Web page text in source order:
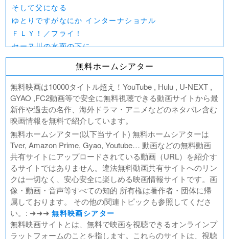
そして父になる
ゆとりですがなにか インターナショナル
ＦＬＹ！／フライ！
セーヌ川の水面の下に
北極百貨店のコンシェルジュさん
好きでも嫌いなあまのじゃく
デジモンアドベンチャー02 THE BEGINNING
範馬刃牙VSケンガンアシュラ
一月の声に歓びを刻め
PLAY! ～勝つとか負けるとかは、どーでもよくて～
ULTRAMAN： RISING
BLAME!（ブラム）
ゴールデンカムイ
FUKUYAMA MASAHARU LIVE FILM 言霊の幸わう夏
@NIPPON BUDOKAN 2023
春の画 SHUNGA
熱のあとに
Civil War（原題）
翔んで埼玉 ～琵琶湖より愛をこめて～
無料ホームシアター
無料映画は10000タイトル超え！YouTube , Hulu , U-NEXT ,
GYAO ,FC2動画等で安全に無料視聴できる動画サイトから最
新作や過去の名作、海外ドラマ・アニメなどのネタバレ含む
映画情報を無料で紹介しています。
無料ホームシアター(以下当サイト) 無料ホームシアターは
Tver, Amazon Prime, Gyao, Youtube… 動画などの無料動画
共有サイトにアップロードされている動画（URL）を紹介す
るサイトではありません。違法無料動画共有サイトへのリン
クは一切なく、安心安全に楽しめる映画情報サイトです。画
像・動画・音声等すべての知的 所有権は著作者・団体に帰
属しております。 その他の関連トピックも参照してくださ
い。: ➜➜➜無料映画シアター
無料映画サイトとは、無料で映画を視聴できるオンラインプ
ラットフォームのことを指します。これらのサイトは、視聴